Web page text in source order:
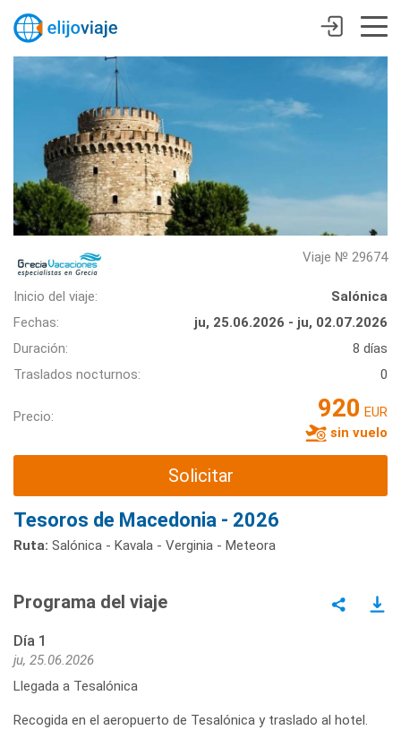
Viaje № 29674
Inicio del viaje:
Salónica
Fechas:
ju, 25.06.2026 - ju, 02.07.2026
Duración:
8 días
Traslados nocturnos:
0
Precio: 920 EUR
sin vuelo
Solicitar
Tesoros de Macedonia - 2026
Ruta: Salónica - Kavala - Verginia - Meteora
Programa del viaje
Día 1
ju, 25.06.2026
Llegada a Tesalónica
Recogida en el aeropuerto de Tesalónica y traslado al hotel.